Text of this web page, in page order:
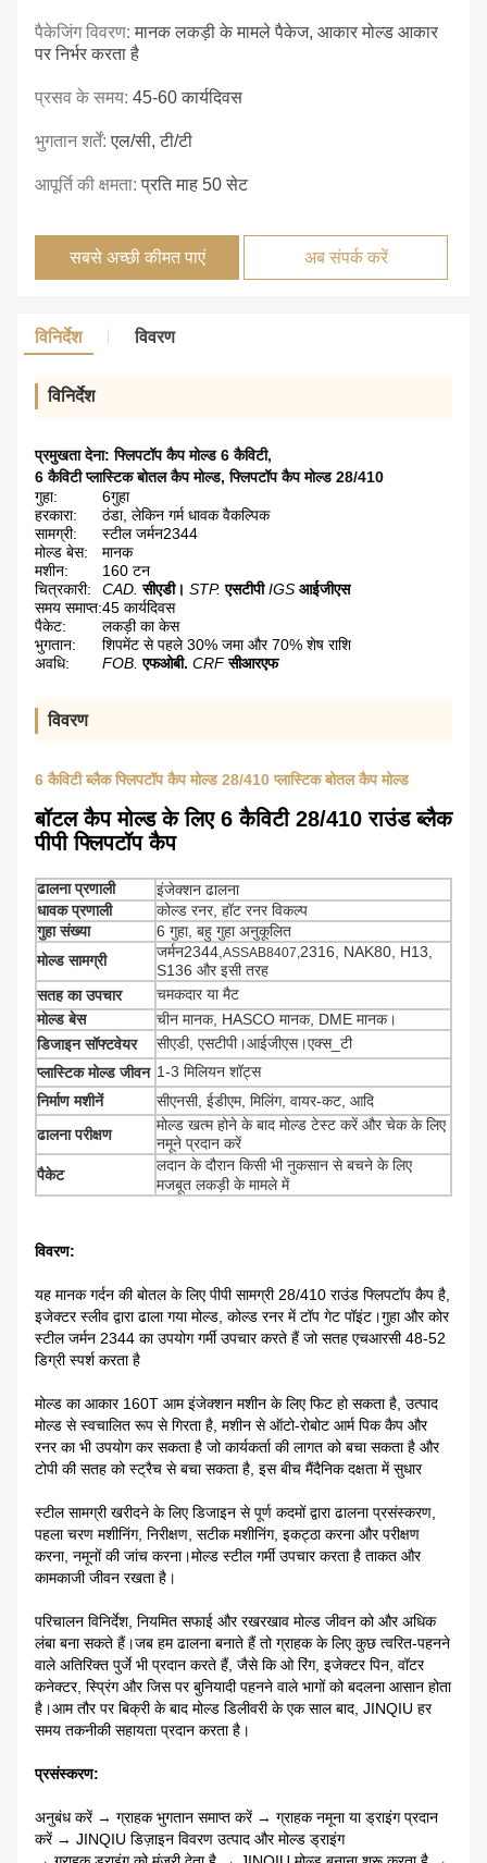
पैकेजिंग विवरण:मानक लकड़ी के मामले पैकेज, आकार मोल्ड आकार
पर निर्भर करता है
प्रसव के समय: 45-60 कार्यदिवस
भुगतान शर्तें:एल/सी, टी/टी
आपूर्ति की क्षमता:प्रति माह 50 सेट
सबसे अच्छी कीमत पाएं अब संपर्क करें
विनिर्देश विवरण
विनिर्देश
प्रमुखता देना:फ्लिपटॉप कैप मोल्ड 6 कैविटी,
6 कैविटी प्लास्टिक बोतल कैप मोल्ड,फ्लिपटॉप कैप मोल्ड 28/410
गुहा:
6गुहा
हरकारा:
ठंडा, लेकिन गर्म धावक वैकल्पिक
सामग्री:
स्टील जर्मन2344
मोल्ड बेस:
मानक
मशीन:
160 टन
चित्रकारी:
CAD. सीएडी। STP. एसटीपी IGS आईजीएस
समय समाप्त:45 कार्यदिवस
पैकेट:
लकड़ी का केस
भुगतान:
शिपमेंट से पहले 30% जमा और 70% शेष राशि
अवधि:
FOB. एफओबी. CRF सीआरएफ
विवरण
6 कैविटी ब्लैक फ्लिपटॉप कैप मोल्ड 28/410 प्लास्टिक बोतल कैप मोल्ड
बॉटल कैप मोल्ड के लिए 6 कैविटी 28/410 राउंड ब्लैक
पीपी फ्लिपटॉप कैप
ढालना प्रणाली
इंजेक्शन ढालना
धावक प्रणाली
कोल्ड रनर, हॉट रनर विकल्प
गुहा संख्या
6 गुहा, बहु गुहा अनुकूलित
मोल्ड सामग्री
जर्मन2344,ASSAB8407,2316, NAK80, H13,
S136 और इसी तरह
सतह का उपचार
चमकदार या मैट
मोल्ड बेस
चीन मानक, HASCO मानक, DME मानक।
डिजाइन सॉफ्टवेयर
सीएडी, एसटीपी।आईजीएस।एक्स_टी
प्लास्टिक मोल्ड जीवन 1-3 मिलियन शॉट्स
निर्माण मशीनें
सीएनसी, ईडीएम, मिलिंग, वायर-कट, आदि
ढालना परीक्षण
मोल्ड खत्म होने के बाद मोल्ड टेस्ट करें और चेक के लिए
नमूने प्रदान करें
पैकेट
लदान के दौरान किसी भी नुकसान से बचने के लिए
मजबूत लकड़ी के मामले में
विवरण:
यह मानक गर्दन की बोतल के लिए पीपी सामग्री 28/410 राउंड फ्लिपटॉप कैप है,
इजेक्टर स्लीव द्वारा ढाला गया मोल्ड, कोल्ड रनर में टॉप गेट पॉइंट।गुहा और कोर
स्टील जर्मन 2344 का उपयोग गर्मी उपचार करते हैं जो सतह एचआरसी 48-52
डिग्री स्पर्श करता है
मोल्ड का आकार 160T आम इंजेक्शन मशीन के लिए फिट हो सकता है, उत्पाद
मोल्ड से स्वचालित रूप से गिरता है, मशीन से ऑटो-रोबोट आर्म पिक कैप और
रनर का भी उपयोग कर सकता है जो कार्यकर्ता की लागत को बचा सकता है और
टोपी की सतह को स्ट्रैच से बचा सकता है, इस बीच मैंदैनिक दक्षता में सुधार
स्टील सामग्री खरीदने के लिए डिजाइन से पूर्ण कदमों द्वारा ढालना प्रसंस्करण,
पहला चरण मशीनिंग, निरीक्षण, सटीक मशीनिंग, इकट्ठा करना और परीक्षण
करना, नमूनों की जांच करना।मोल्ड स्टील गर्मी उपचार करता है ताकत और
कामकाजी जीवन रखता है।
परिचालन विनिर्देश, नियमित सफाई और रखरखाव मोल्ड जीवन को और अधिक
लंबा बना सकते हैं।जब हम ढालना बनाते हैं तो ग्राहक के लिए कुछ त्वरित-पहनने
वाले अतिरिक्त पुर्जे भी प्रदान करते हैं, जैसे कि ओ रिंग, इजेक्टर पिन, वॉटर
कनेक्टर, स्प्रिंग और जिस पर बुनियादी पहनने वाले भागों को बदलना आसान होता
है।आम तौर पर बिक्री के बाद मोल्ड डिलीवरी के एक साल बाद, JINQIU हर
समय तकनीकी सहायता प्रदान करता है।
प्रसंस्करण:
अनुबंध करें → ग्राहक भुगतान समाप्त करें → ग्राहक नमूना या ड्राइंग प्रदान
करें → JINQIU डिज़ाइन विवरण उत्पाद और मोल्ड ड्राइंग